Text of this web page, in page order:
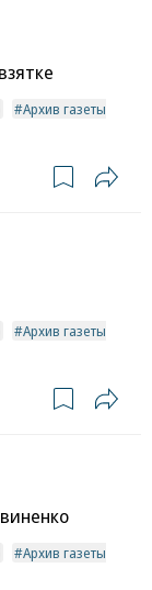
Архив газеты
Архив газеты
Архив газеты